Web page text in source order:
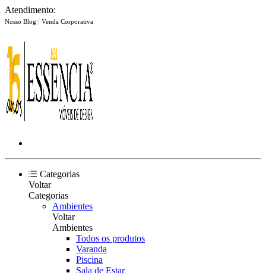
Atendimento:
Nosso Blog | Venda Corporativa
Categorias
Voltar
Categorias
Ambientes
Voltar
Ambientes
Todos os produtos
Varanda
Piscina
Sala de Estar